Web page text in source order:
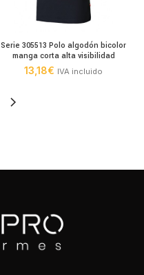
Serie 305513 Polo algodón bicolor
manga corta alta visibilidad
13,18€ IVA incluido